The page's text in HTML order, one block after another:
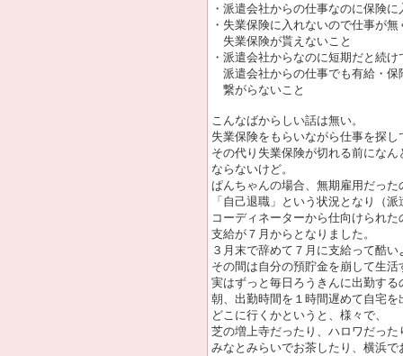
・派遣会社からの仕事なのに保険
・失業保険に入れないので仕事が無
失業保険が貰えないこと
・派遣会社からなのに短期だと続け
派遣会社からの仕事でも有給・保
繋がらないこと
こんなばからしい話は無い。
失業保険をもらいながら仕事を探し
その代り失業保険が切れる前になん
ならないけど。
ぱんちゃんの場合、無期雇用だった
「自己退職」という状況となり（派
コーディネーターから仕向けられた
支給が７月からとなりました。
３月末で辞めて７月に支給って酷い
その間は自分の預貯金を崩して生活
実はずっと毎日ろうきんに出勤する
朝、出勤時間を１時間遅めて自宅を
どこに行くかというと、様々で、
芝の増上寺だったり、ハロワだった
みなとみらいでお茶したり、横浜で